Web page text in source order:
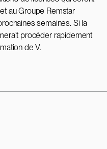
au Groupe Remstar
semaines. Si la
procéder rapidement
de V.